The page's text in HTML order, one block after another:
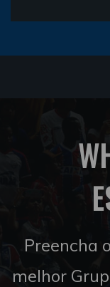
Preencha
melhor